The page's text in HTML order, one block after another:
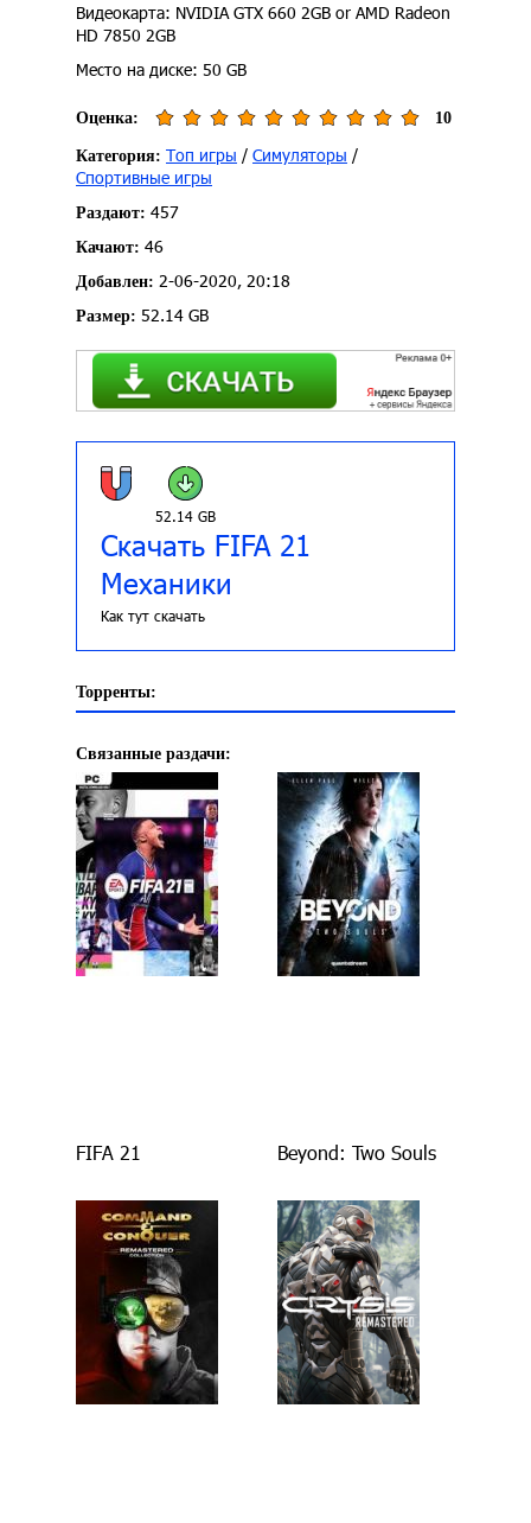
Видеокарта: NVIDIA GTX 660 2GB or AMD Radeon
HD 7850 2GB
Место на диске: 50 GB
Оценка: 10
Категория: Топ игры / Симуляторы /
Спортивные игры
Раздают: 457
Качают: 46
Добавлен: 2-06-2020, 20:18
Размер: 52.14 GB
52.14 GB
Скачать FIFA 21
Механики
Как тут скачать
Торренты:
Связанные раздачи:
FIFA 21 Beyond: Two Souls